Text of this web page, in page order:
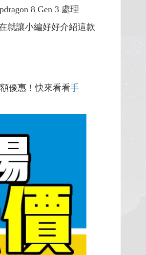
8 Gen 3 處理
就讓小編好好介紹這款
優惠！快來看看手